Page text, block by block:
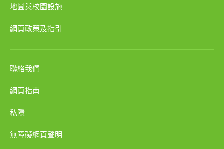
地圖與校園設施
網頁政策及指引
聯絡我們
網頁指南
私隱
無障礙網頁聲明